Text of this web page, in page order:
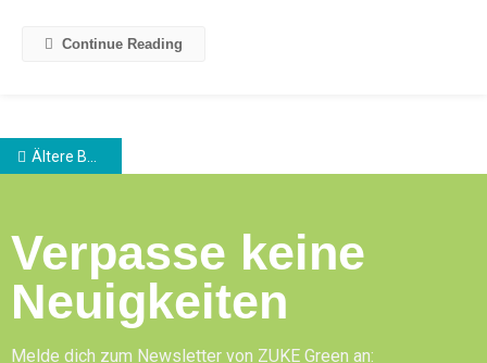
Continue Reading
Ältere Beiträge
Verpasse keine
Neuigkeiten
Melde dich zum Newsletter von ZUKE Green an: